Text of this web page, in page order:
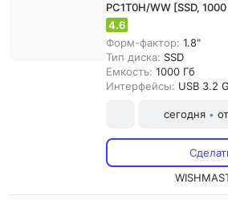
PC1T0H/WW [SSD,
4.6
Форм-фактор: 1.8"
Тип диска: SSD
Емкость: 1000 Гб
Интерфейсы: USB 3.2
сегодня •